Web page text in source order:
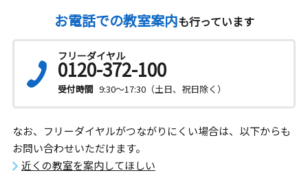
お電話での教室案内も行っています
フリーダイヤル
0120-372-100
受付時間 9:30～17:30（土日、祝日除く）
なお、フリーダイヤルがつながりにくい場合は、以下からも
お問い合わせいただけます。
近くの教室を案内してほしい